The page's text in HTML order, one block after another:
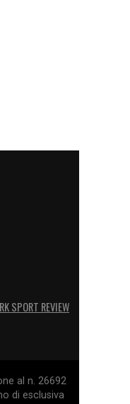
SPORT REVIEW
al n. 26692
di esclusiva